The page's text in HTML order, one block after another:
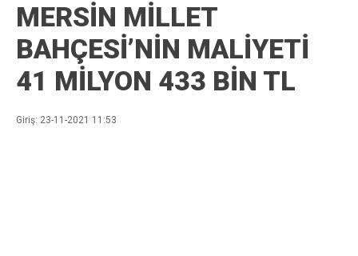
MERSİN MİLLET
BAHÇESİ’NİN MALİYETİ
41 MİLYON 433 BİN TL
Giriş: 23-11-2021 11:53